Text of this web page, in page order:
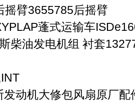
摇臂3655785后摇臂
蓬式运输车
柴油发电机组 衬套
动机大修包风扇原厂配